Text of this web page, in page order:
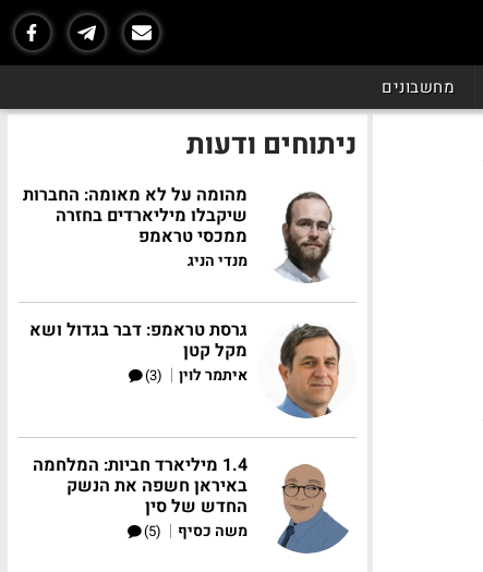
מחשבונים
ניתוחים ודעות
מהומה על לא מאומה: החברות
שיקבלו מיליארדים בחזרה
ממכסי טראמפ
מנדי הניג
גרסת טראמפ: דבר בגדול ושא
מקל קטן
איתמר לוין |
(3)
1.4 מיליארד חביות: המלחמה
באיראן חשפה את הנשק
החדש של סין
משה כסיף |
(5)